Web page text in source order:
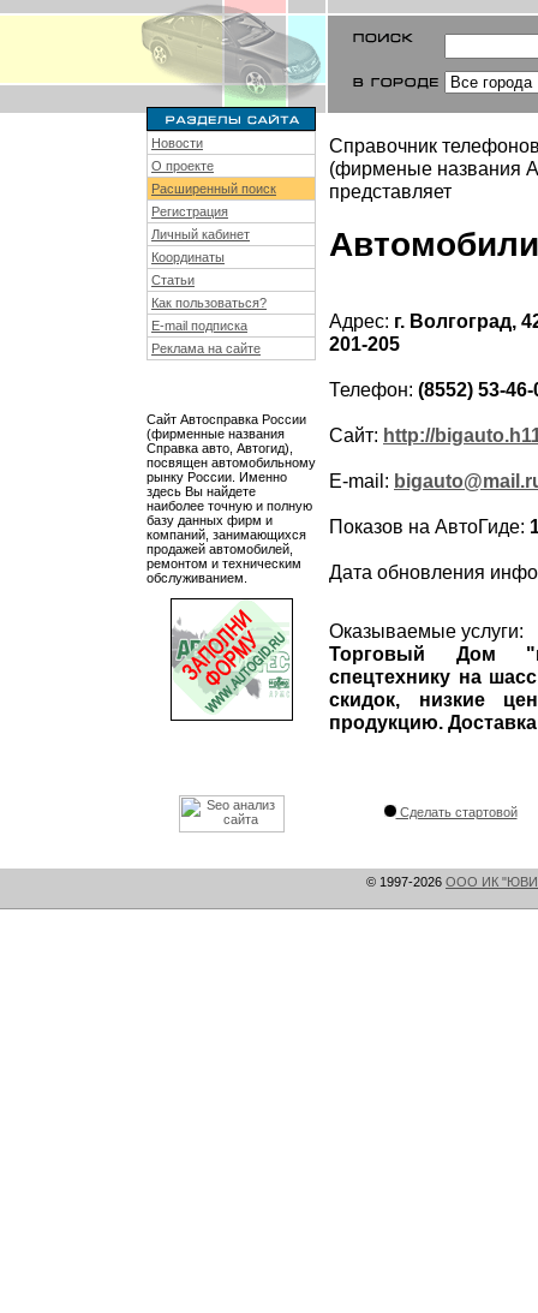
Новости
О проекте
Расширенный поиск
Регистрация
Личный кабинет
Координаты
Статьи
Как пользоваться?
E-mail подписка
Реклама на сайте
Сайт Автосправка России
(фирменные названия
Справка авто, Автогид),
посвящен автомобильному
рынку России. Именно
здесь Вы найдете
наиболее точную и полную
базу данных фирм и
компаний, занимающихся
продажей автомобилей,
ремонтом и техническим
обслуживанием.
Справочник
(фирменые названия
представляет
Адрес: г. Волгоград,
201-205
Телефон: (8552) 53-
Сайт: http://
E-mail:
Показов на АвтоГиде:
Дата обновления
Оказываемые услуги:
Торговый Дом
спецтехнику на
скидок, низкие
продукцию.
Сделать стартовой
© 1997-2026 ООО ИК